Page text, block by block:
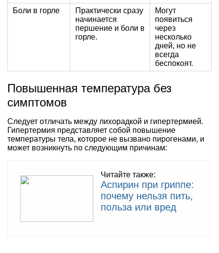
Боли в горле
Практически сразу
начинается
першение и боли в
горле.
Могут
появиться
через
несколько
дней, но не
всегда
беспокоят.
Повышенная температура без
симптомов
Следует отличать между лихорадкой и гипертермией.
Гипертермия представляет собой повышение
температуры тела, которое не вызвано пирогенами, и
может возникнуть по следующим причинам:
Читайте также:
Аспирин при гриппе:
почему нельзя пить,
польза или вред